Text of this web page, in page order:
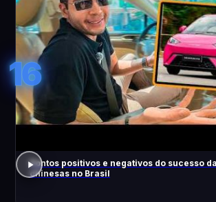
16
Pontos positivos e negativos do sucesso
chinesas no Brasil